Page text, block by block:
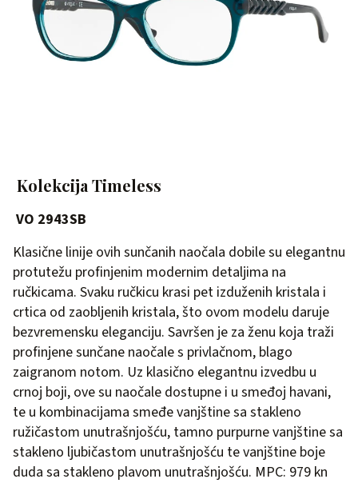
Kolekcija Timeless
VO 2943SB
Klasične linije ovih sunčanih naočala dobile su elegantnu
protutežu profinjenim modernim detaljima na
ručkicama. Svaku ručkicu krasi pet izduženih kristala i
crtica od zaobljenih kristala, što ovom modelu daruje
bezvremensku eleganciju. Savršen je za ženu koja traži
profinjene sunčane naočale s privlačnom, blago
zaigranom notom. Uz klasično elegantnu izvedbu u
crnoj boji, ove su naočale dostupne i u smeđoj havani,
te u kombinacijama smeđe vanjštine sa stakleno
ružičastom unutrašnjošću, tamno purpurne vanjštine sa
stakleno ljubičastom unutrašnjošću te vanjštine boje
duda sa stakleno plavom unutrašnjošću. MPC: 979 kn